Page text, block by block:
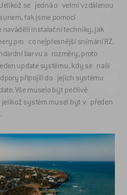
se jedná o velmi vzdálenou
tak jsme pomocí
instalační techniky, jak
pro co nejpřesnější snímání RZ.
barvu a rozměry, proto
update systému, kdy se naši
připojili do jejich systému
Vše muselo být pečlivě
systém musel být v předen